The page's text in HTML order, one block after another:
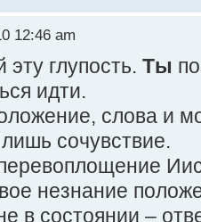
12:46 am
эту глупость. Ты
идти.
слова и
сочувствие.
незнание
в состоянии –